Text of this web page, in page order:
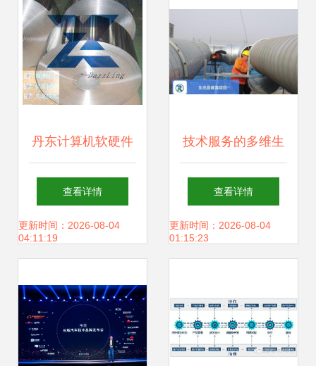
丹东计算机软硬件
技术开发 驱动数字
化转型的核心引擎
查看详情
更新时间：2026-08-04
04:11:19
技术服务的多维生
态 上海互联网销售
与软硬件开发的法
查看详情
更新时间：2026-08-04
01:15:23